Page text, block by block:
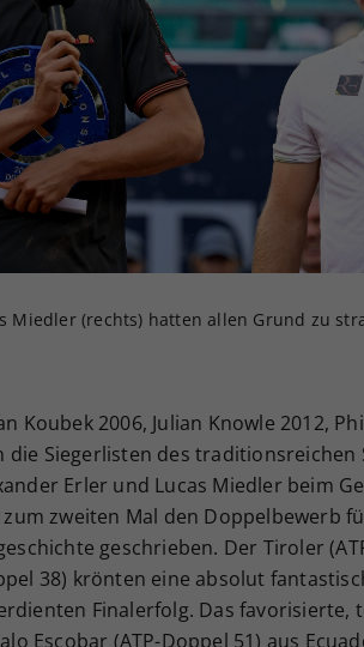
Miedler (rechts) hatten allen Grund zu
Koubek 2006, Julian Knowle 2012,
Siegerlisten des traditionsreichen
Erler und Lucas Miedler beim
zweiten Mal den Doppelbewerb
geschrieben. Der Tiroler
38) krönten eine absolut
Finalerfolg. Das favorisierte,
Escobar (ATP-Doppel 51) aus
Ihrer
Webseiten-